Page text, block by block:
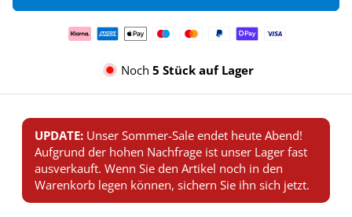
Zahlungsmethoden
Noch 5 Stück auf Lager
UPDATE: Unser Sommer-Sale endet heute Abend!
Aufgrund der hohen Nachfrage ist unser Lager fast
ausverkauft. Wenn Sie den Artikel noch in den
Warenkorb legen können, sichern Sie ihn sich jetzt.